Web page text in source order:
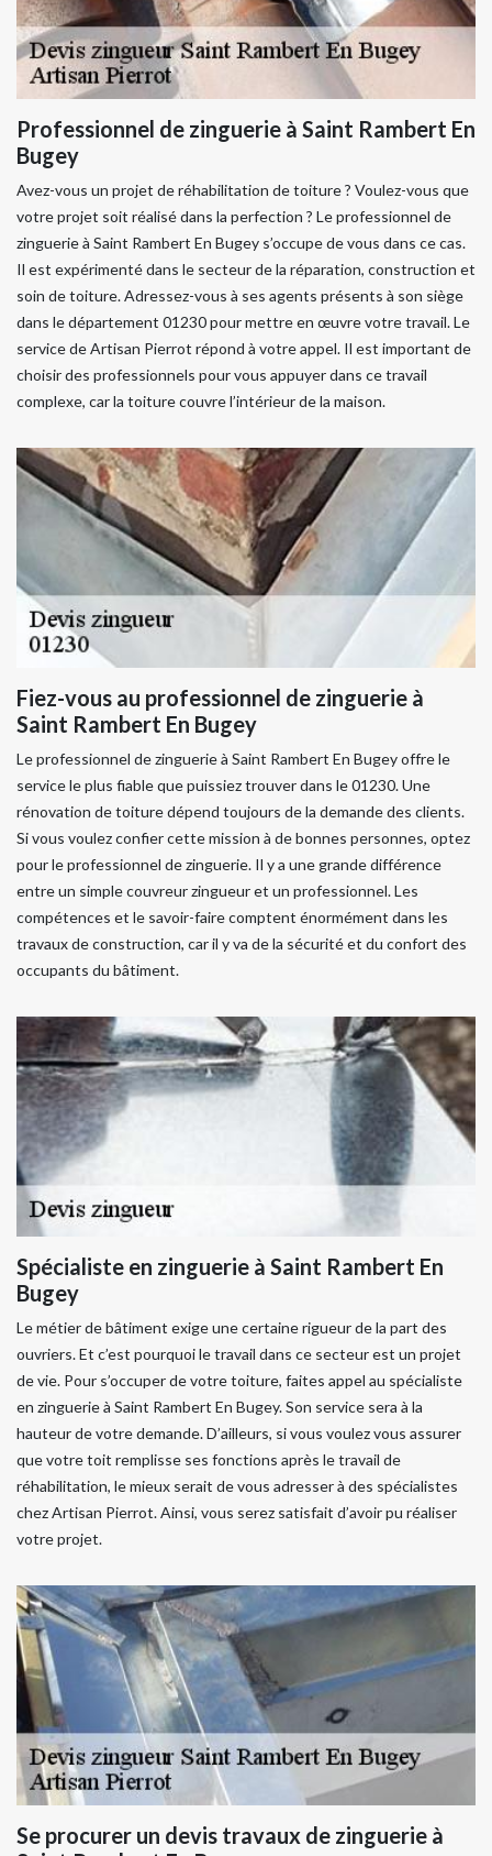
Professionnel de zinguerie à Saint Rambert En
Bugey
Avez-vous un projet de réhabilitation de toiture ? Voulez-vous que
votre projet soit réalisé dans la perfection ? Le professionnel de
zinguerie à Saint Rambert En Bugey s’occupe de vous dans ce cas.
Il est expérimenté dans le secteur de la réparation, construction et
soin de toiture. Adressez-vous à ses agents présents à son siège
dans le département 01230 pour mettre en œuvre votre travail. Le
service de Artisan Pierrot répond à votre appel. Il est important de
choisir des professionnels pour vous appuyer dans ce travail
complexe, car la toiture couvre l’intérieur de la maison.
Fiez-vous au professionnel de zinguerie à
Saint Rambert En Bugey
Le professionnel de zinguerie à Saint Rambert En Bugey offre le
service le plus fiable que puissiez trouver dans le 01230. Une
rénovation de toiture dépend toujours de la demande des clients.
Si vous voulez confier cette mission à de bonnes personnes, optez
pour le professionnel de zinguerie. Il y a une grande différence
entre un simple couvreur zingueur et un professionnel. Les
compétences et le savoir-faire comptent énormément dans les
travaux de construction, car il y va de la sécurité et du confort des
occupants du bâtiment.
Spécialiste en zinguerie à Saint Rambert En
Bugey
Le métier de bâtiment exige une certaine rigueur de la part des
ouvriers. Et c’est pourquoi le travail dans ce secteur est un projet
de vie. Pour s’occuper de votre toiture, faites appel au spécialiste
en zinguerie à Saint Rambert En Bugey. Son service sera à la
hauteur de votre demande. D’ailleurs, si vous voulez vous assurer
que votre toit remplisse ses fonctions après le travail de
réhabilitation, le mieux serait de vous adresser à des spécialistes
chez Artisan Pierrot. Ainsi, vous serez satisfait d’avoir pu réaliser
votre projet.
Se procurer un devis travaux de zinguerie à